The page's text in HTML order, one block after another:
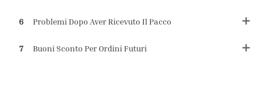
6 Problemi Dopo Aver Ricevuto Il Pacco
7 Buoni Sconto Per Ordini Futuri